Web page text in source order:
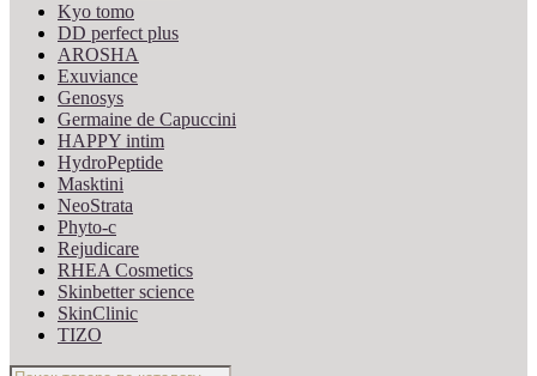
Kyo tomo
DD perfect plus
AROSHA
Exuviance
Genosys
Germaine de Capuccini
HAPPY intim
HydroPeptide
Masktini
NeoStrata
Phyto-c
Rejudicare
RHEA Cosmetics
Skinbetter science
SkinСlinic
TIZO